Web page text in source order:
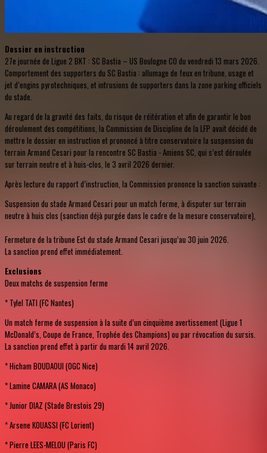
Dossier en instruction
27e journée de Ligue 2 BKT : SC Bastia – US Boulogne CO du vendredi 13 mars 2026.
Comportement des supporters du SC Bastia : allumage de feux en tribune, usage et
jet d’engins pyrotechniques, et intrusions de supporters dans la zone parking officiels
du stade.
Au regard de la gravité des faits, du risque de réitération et afin de garantir le bon
déroulement des compétitions, la Commission de Discipline de la LFP avait décidé de
mettre le dossier en instruction et prononcé à titre conservatoire la suspension du
terrain Armand Cesari pour la rencontre SC Bastia - Amiens SC, qui s’est déroulée
sur terrain neutre et à huis-clos, le 3 avril 2026 dernier.
Après lecture du rapport d’instruction, la Commission prononce la sanction suivante :
Suspension du stade Armand Cesari pour un match ferme, à disputer sur terrain
neutre à huis clos (sanction déjà purgée dans le cadre de la mesure conservatoire),
Fermeture de la tribune Est du stade Armand Cesari jusqu’au 30 juin 2026.
La sanction prend effet immédiatement.
Exclusions
Deux matchs de suspension ferme
* Tylel TATI (FC Nantes)
Un match ferme de suspension à la suite d’un cinquième avertissement (Ligue 1
McDonald’s, Coupe de France, Trophée des Champions) ou par révocation du sursis.
La sanction prend effet à partir du mardi 14 avril 2026.
* Hicham BOUDAOUI (OGC Nice)
* Lamine CAMARA (AS Monaco)
* Junior DIAZ (Stade Brestois 29)
* Arsene KOUASSI (FC Lorient)
* Pierre LEES-MELOU (Paris FC)